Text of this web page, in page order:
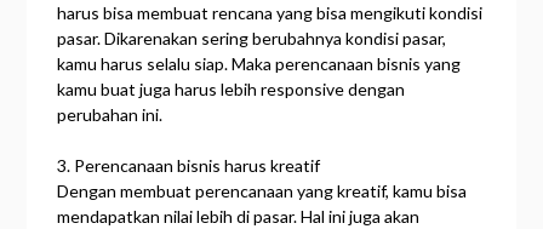
harus bisa membuat rencana yang bisa mengikuti kondisi
pasar. Dikarenakan sering berubahnya kondisi pasar,
kamu harus selalu siap. Maka perencanaan bisnis yang
kamu buat juga harus lebih responsive dengan
perubahan ini.
3. Perencanaan bisnis harus kreatif
Dengan membuat perencanaan yang kreatif, kamu bisa
mendapatkan nilai lebih di pasar. Hal ini juga akan